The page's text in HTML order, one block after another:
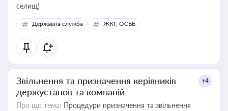
селищ)
Державна служба ЖКГ, ОСББ
Звільнення та призначення керівників
держустанов та компаній
+4
Про що тема: Процедури призначення та звільнення